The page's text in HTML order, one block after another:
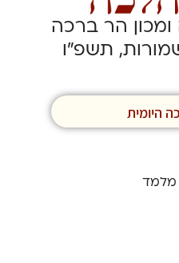
הר ברכה
תשפ”ו
היומית
מלמד